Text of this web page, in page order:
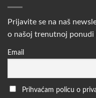
Prijavite se na naš
o našoj trenutnoj ponudi
Email
Prihvaćam policu o